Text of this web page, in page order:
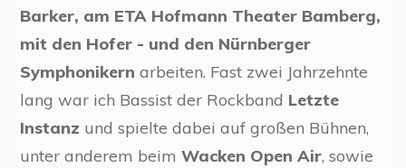
Barker, am ETA Hofmann Theater Bamberg,
mit den Hofer - und den Nürnberger
Symphonikern arbeiten. Fast zwei Jahrzehnte
lang war ich Bassist der Rockband Letzte
Instanz und spielte dabei auf großen Bühnen,
unter anderem beim Wacken Open Air, sowie